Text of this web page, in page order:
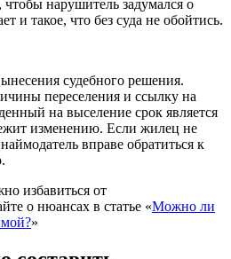
нарушитель задумался о
и такое, что без суда не обойтись.
судебного решения.
переселения и ссылку на
на выселение срок является
изменению. Если жилец не
вправе обратиться к
избавиться от
о нюансах в статье «Можно ли
»